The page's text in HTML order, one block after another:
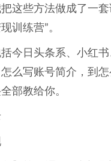
这些方法做成了一
训练营”。
今日头条系、小红
么写账号简介，到
部教给你。